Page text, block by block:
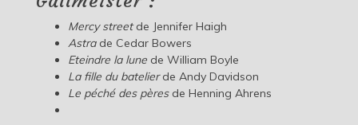
Mercy streetde Jennifer Haigh
Astrade Cedar Bowers
Eteindre la lunede William Boyle
La fille du batelierde Andy Davidson
Le péché des pèresde Henning Ahrens